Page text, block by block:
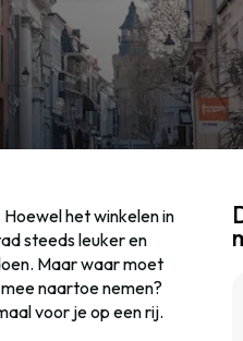
het winkelen in
steeds leuker en
Maar waar moet
naartoe nemen?
voor je op een rij.